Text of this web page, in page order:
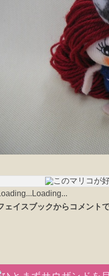
Loading...